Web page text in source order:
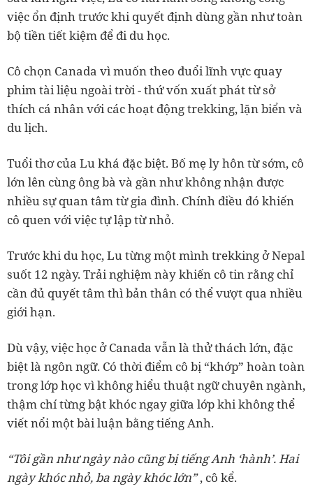
việc ổn định trước khi quyết định dùng gần như toàn
bộ tiền tiết kiệm để đi du học.
Cô chọn Canada vì muốn theo đuổi lĩnh vực quay
phim tài liệu ngoài trời - thứ vốn xuất phát từ sở
thích cá nhân với các hoạt động trekking, lặn biển và
du lịch.
Tuổi thơ của Lu khá đặc biệt. Bố mẹ ly hôn từ sớm, cô
lớn lên cùng ông bà và gần như không nhận được
nhiều sự quan tâm từ gia đình. Chính điều đó khiến
cô quen với việc tự lập từ nhỏ.
Trước khi du học, Lu từng một mình trekking ở Nepal
suốt 12 ngày. Trải nghiệm này khiến cô tin rằng chỉ
cần đủ quyết tâm thì bản thân có thể vượt qua nhiều
giới hạn.
Dù vậy, việc học ở Canada vẫn là thử thách lớn, đặc
biệt là ngôn ngữ. Có thời điểm cô bị “khớp” hoàn toàn
trong lớp học vì không hiểu thuật ngữ chuyên ngành,
thậm chí từng bật khóc ngay giữa lớp khi không thể
viết nổi một bài luận bằng tiếng Anh.
“Tôi gần như ngày nào cũng bị tiếng Anh ‘hành’. Hai
ngày khóc nhỏ, ba ngày khóc lớn”, cô kể.